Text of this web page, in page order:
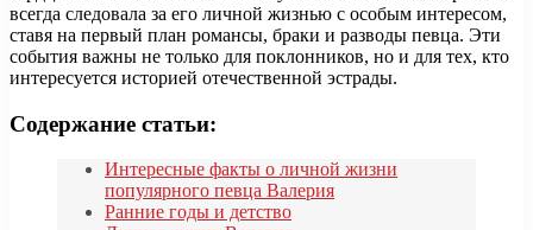
всегда следовала за его личной жизнью с особым интересом,
ставя на первый план романсы, браки и разводы певца. Эти
события важны не только для поклонников, но и для тех, кто
интересуется историей отечественной эстрады.
Содержание статьи:
Интересные факты о личной жизни
популярного певца Валерия
Ранние годы и детство